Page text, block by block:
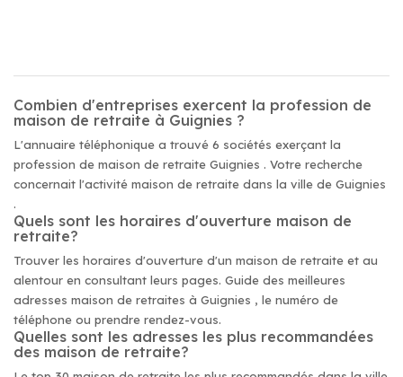
Combien d'entreprises exercent la profession de
maison de retraite à Guignies ?
L'annuaire téléphonique a trouvé 6 sociétés exerçant la
profession de maison de retraite Guignies . Votre recherche
concernait l'activité maison de retraite dans la ville de Guignies
.
Quels sont les horaires d'ouverture maison de
retraite?
Trouver les horaires d'ouverture d'un maison de retraite et au
alentour en consultant leurs pages. Guide des meilleures
adresses maison de retraites à Guignies , le numéro de
téléphone ou prendre rendez-vous.
Quelles sont les adresses les plus recommandées
des maison de retraite?